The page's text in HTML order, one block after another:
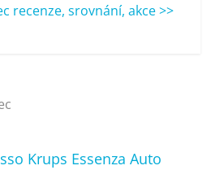
recenze, srovnání, akce >>
Krups Essenza Auto